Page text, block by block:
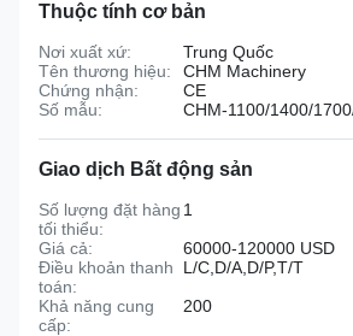
Thuộc tính cơ bản
Nơi xuất xứ:
Trung Quốc
Tên thương hiệu:
CHM Machinery
Chứng nhận:
CE
Số mẫu:
CHM-1100/1400/
Giao dịch Bất động sản
Số lượng đặt hàng
tối thiểu:
1
Giá cả:
60000-120000 USD
Điều khoản thanh
toán:
L/C,D/A,D/P,T/T
Khả năng cung
cấp:
200